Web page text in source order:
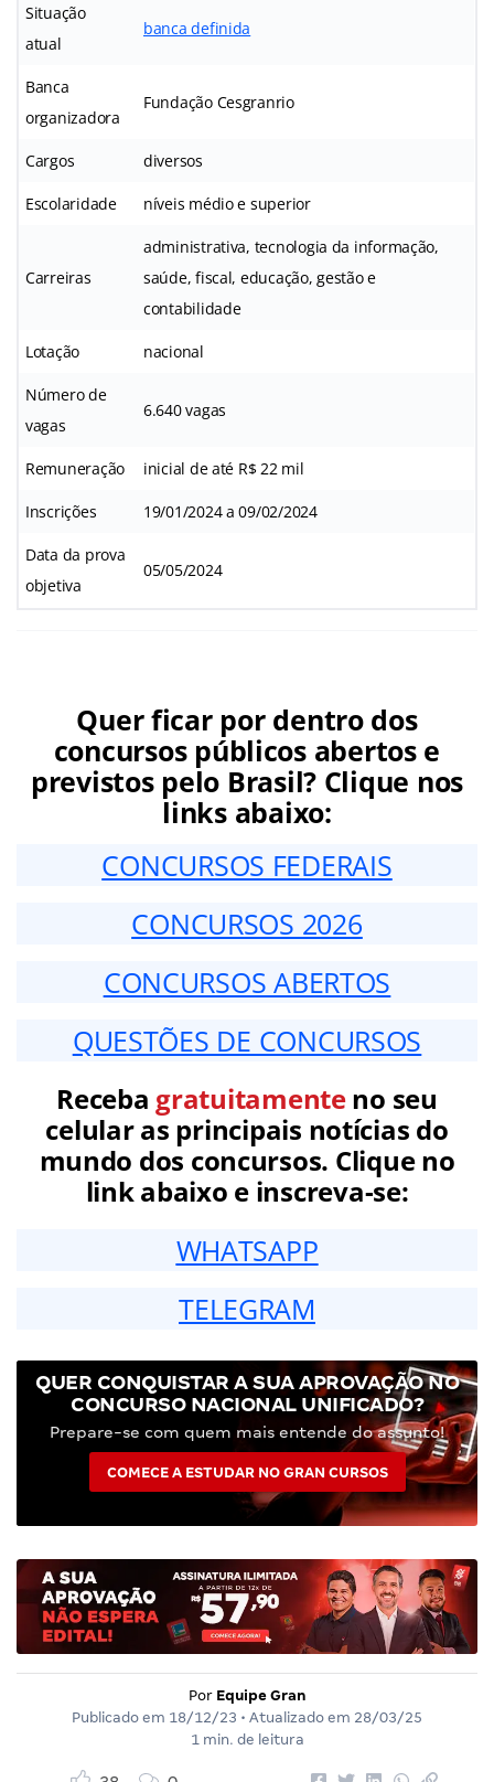
Situação
atual
banca definida
Banca
organizadora
Fundação Cesgranrio
Cargos diversos
Escolaridade níveis médio e superior
Carreiras
administrativa, tecnologia da informação,
saúde, fiscal, educação, gestão e
contabilidade
Lotação nacional
Número de
vagas
6.640 vagas
Remuneração inicial de até R$ 22 mil
Inscrições 19/01/2024 a 09/02/2024
Data da prova
objetiva
05/05/2024
Quer ficar por dentro dos
concursos públicos abertos e
previstos pelo Brasil? Clique nos
links abaixo:
CONCURSOS FEDERAIS
CONCURSOS 2026
CONCURSOS ABERTOS
QUESTÕES DE CONCURSOS
Receba gratuitamenteno seu
celular as principais notícias do
mundo dos concursos. Clique no
link abaixo e inscreva-se:
WHATSAPP
TELEGRAM
QUER CONQUISTAR A SUA APROVAÇÃO NO
CONCURSO NACIONAL UNIFICADO?
Prepare-se com quem mais entende do assunto!
COMECE A ESTUDAR NO GRAN CURSOS
Por Equipe Gran
Publicado em 18/12/23 • Atualizado em 28/03/25
1 min. de leitura